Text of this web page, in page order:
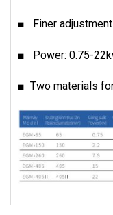
■ Finer
■ Power: 0.75-
■ Two materials